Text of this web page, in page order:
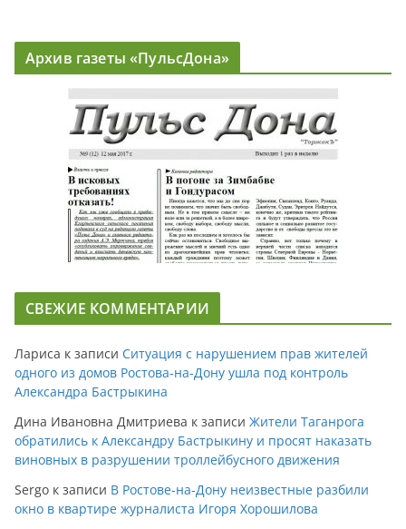
Архив газеты «ПульсДона»
СВЕЖИЕ КОММЕНТАРИИ
Лариса к записи Ситуация с нарушением прав жителей
одного из домов Ростова-на-Дону ушла под контроль
Александра Бастрыкина
Дина Ивановна Дмитриева к записи Жители Таганрога
обратились к Александру Бастрыкину и просят наказать
виновных в разрушении троллейбусного движения
Sergo к записи В Ростове-на-Дону неизвестные разбили
окно в квартире журналиста Игоря Хорошилова